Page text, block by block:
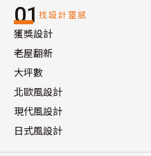
01 找設計靈感
獲獎設計
老屋翻新
大坪數
北歐風設計
現代風設計
日式風設計